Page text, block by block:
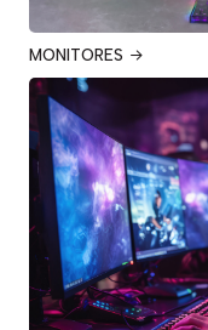
MONITORES